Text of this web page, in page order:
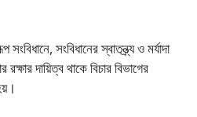
সংবিধানে, সংবিধানের স্বাতন্ত্র্য ও মর্যাদা
দায়িত্ব থাকে বিচার বিভাগের